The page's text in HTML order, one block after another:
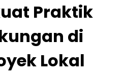
Praktik
di
Lokal